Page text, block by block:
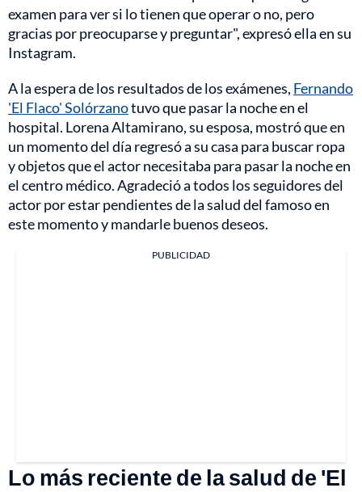
examen para ver si lo tienen que operar o no, pero
gracias por preocuparse y preguntar", expresó ella en su
Instagram.
A la espera de los resultados de los exámenes, Fernando
'El Flaco' Solórzanotuvo que pasar la noche en el
hospital. Lorena Altamirano, su esposa, mostró que en
un momento del día regresó a su casa para buscar ropa
y objetos que el actor necesitaba para pasar la noche en
el centro médico. Agradeció a todos los seguidores del
actor por estar pendientes de la salud del famoso en
este momento y mandarle buenos deseos.
PUBLICIDAD
Lo más reciente de la salud de 'El